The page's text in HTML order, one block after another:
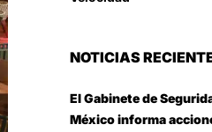
NOTICIAS
El Gabinete de
México informa